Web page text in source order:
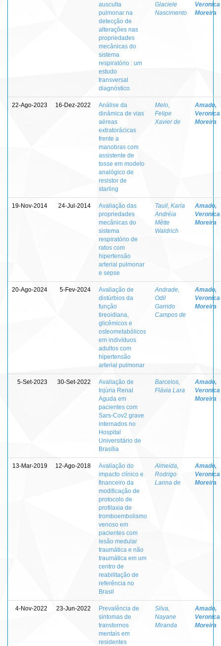
ausculta
pulmonar na
detecção de
alterações nas
propriedades
mecânicas do
sistema
respiratório : um
estudo
transversal
diagnóstico
Glaciele
Nascimento
Veronica
Moreira
22-Ago-2023 16-Dez-2022
Análise da
dinâmica de vias
aéreas
extratorácicas
frente a
manobras com
assistente de
tosse em modelo
analógico de
resistor de
starling
Melo,
Felipe
Xavier de
Amado,
Veronica
Moreira
19-Nov-2014 24-Jul-2014
Avaliação das
propriedades
mecânicas do
sistema
respiratório de
ratos com
hipertensão
arterial pulmonar
e sepse
Tauil, Karla
Andréia
Mêtte
Waldrich
Amado,
Veronica
Moreira
20-Ago-2024 5-Fev-2024
Avaliação de
distúrbios da
função
tireoidiana,
glicêmicos e
osteometabólicos
em indivíduos
adultos com
hipertensão
arterial pulmonar
Andrade,
Odil
Garrido
Campos de
Amado,
Veronica
Moreira
5-Set-2023 30-Set-2022
Avaliação de
Injúria Renal
Aguda em
pacientes com
Sars-Cov2 grave
internados no
Hospital
Universitário de
Brasília
Barcelos,
Flávia Lara
Amado,
Veronica
Moreira
13-Mar-2019 12-Ago-2018
Avaliação do
impacto clínico e
financeiro da
modificação de
protocolo de
profilaxia de
tromboembolismo
venoso em
pacientes com
lesão medular
traumática e não
traumática em um
centro de
reabilitação de
referência no
Brasil
Almeida,
Rodrigo
Lanna de
Amado,
Veronica
Moreira
4-Nov-2022 23-Jun-2022
Prevalência de
sintomas de
transtornos
mentais em
residentes
Silva,
Nayane
Miranda
Amado,
Veronica
Moreira